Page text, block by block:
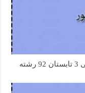
دانلود رایگان نمونه سوال حسابداری صنعتی 3 تابستان 92 رشته